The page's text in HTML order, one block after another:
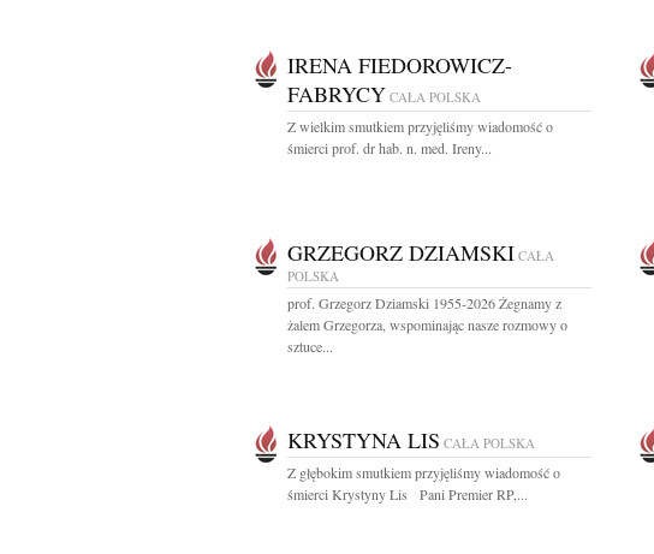
IRENA FIEDOROWICZ-
FABRYCY CAŁA POLSKA
Z wielkim smutkiem przyjęliśmy wiadomość o
śmierci prof. dr hab. n. med. Ireny...
GRZEGORZ DZIAMSKI CAŁA
POLSKA
prof. Grzegorz Dziamski 1955-2026 Żegnamy z
żalem Grzegorza, wspominając nasze rozmowy o
sztuce...
KRYSTYNA LIS CAŁA POLSKA
Z głębokim smutkiem przyjęliśmy wiadomość o
śmierci Krystyny Lis Pani Premier RP,...